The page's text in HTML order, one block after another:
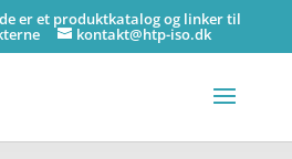
er et produktkatalog og linker til
kontakt@htp-iso.dk